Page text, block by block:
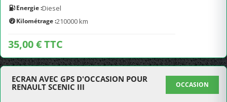
Energie :Diesel
Kilométrage :210000 km
35,00 € TTC
ECRAN AVEC GPS D'OCCASION POUR
RENAULT SCENIC III
OCCASION